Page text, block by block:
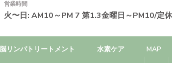
営業時間
火〜日: AM10～PM 7 第1.3金曜日～PM10/定
リンパトリートメント 水素ケア MAP